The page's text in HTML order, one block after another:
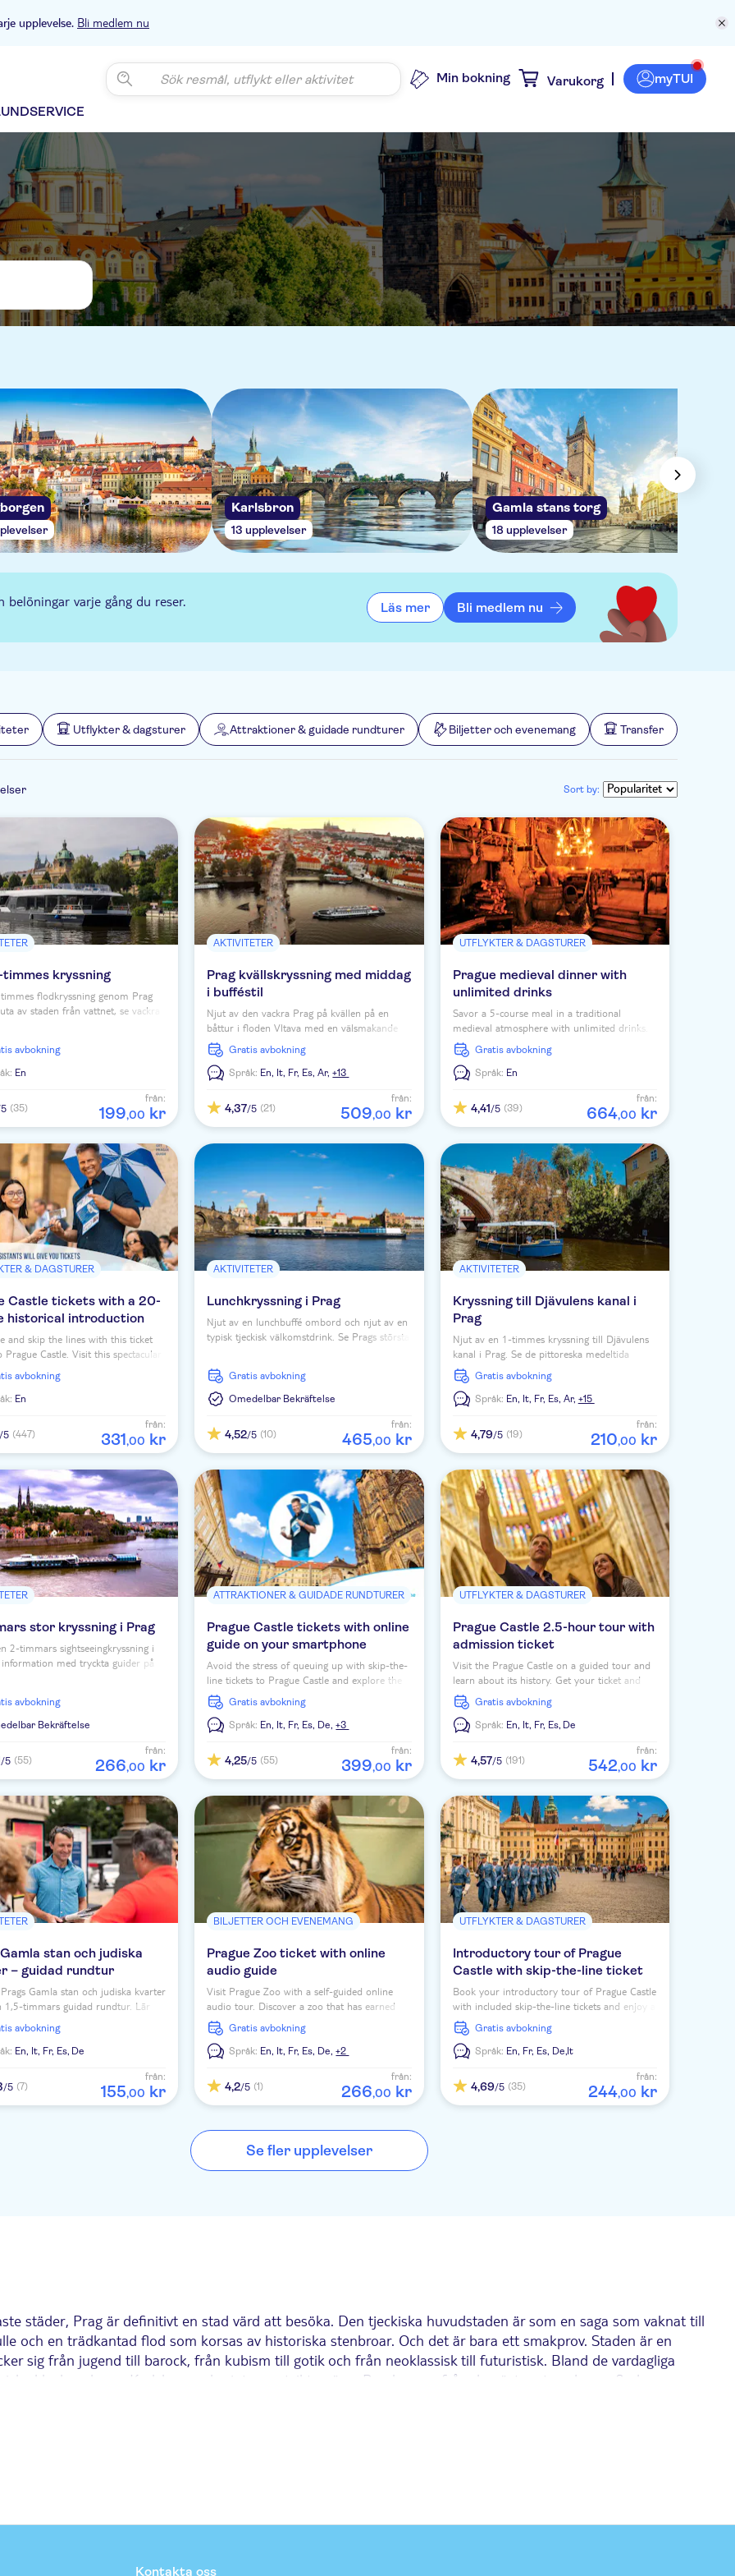
upplevelse. Bli medlem nu
Min bokning Varukorg myTUI
Karlsbron
13 upplevelser
Gamla stans torg
18 upplevelser
varje gång du reser. Läs mer Bli medlem nu
Utflykter & dagsturer Attraktioner & guidade rundturer Biljetter och evenemang Transfer
Sort by:
timmes kryssning
flodkryssning genom Prag
av staden från vattnet, se vackra
avbokning
En
(35)
från:
199,00 kr
AKTIVITETER
Prag kvällskryssning med middag
i bufféstil
Njut av den vackra Prag på kvällen på en
båttur i floden Vltava med en välsmakande
middagsbuffé! Boka en fantastisk upplevelse i
Prag.
Gratis avbokning
Språk: En, It, Fr, Es,Ar,+13
4,37/5 (21)
från:
509,00 kr
UTFLYKTER & DAGSTURER
Prague medieval dinner with
unlimited drinks
Savor a 5-course meal in a traditional
medieval atmosphere with unlimited drinks.
See a medieval performance including belly
dancers, sword fight and fire show.
Gratis avbokning
Språk: En
4,41/5 (39)
från:
664,00 kr
& DAGSTURER
Castle tickets with a 20-
historical introduction
and skip the lines with this ticket
Castle. Visit this spectacular
in Prague and enjoy the beautiful
history.
avbokning
En
/5 (447)
från:
331,00 kr
AKTIVITETER
Lunchkryssning i Prag
Njut av en lunchbuffé ombord och njut av en
typisk tjeckisk välkomstdrink. Se Prags största
musik ombord.
Gratis avbokning
Omedelbar Bekräftelse
4,52/5 (10)
från:
465,00 kr
AKTIVITETER
Kryssning till Djävulens kanal i
Prag
Njut av en 1-timmes kryssning till Djävulens
kanal i Prag. Se de pittoreska medeltida
husen vid Vltava-floden och lyssna till
kommentarerna från kaptenen.
Gratis avbokning
Språk: En, It, Fr, Es, Ar, +15
4,79/5 (19)
från:
210,00 kr
stor kryssning i Prag
2-timmars sightseeingkryssning i
information med tryckta guider på
från vattnet.
avbokning
Bekräftelse
/5 (55)
från:
266,00 kr
ATTRAKTIONER & GUIDADE RUNDTURER
Prague Castle tickets with online
guide on your smartphone
Avoid the stress of queuing up with skip-the-
line tickets to Prague Castle and explore the
site at your own pace with an online guide on
your smartphone.
Gratis avbokning
Språk: En, It, Fr, Es, De,+3
4,25/5 (55)
från:
399,00 kr
UTFLYKTER & DAGSTURER
Prague Castle 2.5-hour tour with
admission ticket
Visit the Prague Castle on a guided tour and
learn about its history. Get your ticket and
discover the Castle, St. Vitus Cathedral and
much more.
Gratis avbokning
Språk: En, It, Fr, Es, De
4,57/5 (191)
från:
542,00 kr
stan och judiska
– guidad rundtur
Gamla stan och judiska kvarter
1,5-timmars guidad rundtur. Lär
Prags judiska arv och den
astronomiska klockan.
avbokning
En, It, Fr, Es, De
/5 (7)
från:
155,00 kr
BILJETTER OCH EVENEMANG
Prague Zoo ticket with online
audio guide
Visit Prague Zoo with a self-guided online
audio tour. Discover a zoo that has earned
respect around the world for its success in
breeding.
Gratis avbokning
Språk: En, It, Fr, Es, De,+2
4,2/5 (1)
från:
266,00 kr
UTFLYKTER & DAGSTURER
Introductory tour of Prague
Castle with skip-the-line ticket
Book your introductory tour of Prague Castle
with included skip-the-line tickets and enjoy a
visit of the castle complex with its beautiful
interiors.
Gratis avbokning
Språk: En, Fr, Es, De,It
4,69/5 (35)
från:
244,00 kr
Se fler upplevelser
städer, Prag är definitivt en stad värd att besöka. Den tjeckiska huvudstaden är som en saga som vaknat till
och en trädkantad flod som korsas av historiska stenbroar. Och det är bara ett smakprov. Staden är en
sig från jugend till barock, från kubism till gotik och från neoklassisk till futuristisk. Bland de vardagliga
klockan, korsa Karlsbron och njuta av utsikten över Pragborgen från den östra stranden av floden
så en rundtur till bryggerierna är ett måste.
Kontakta oss